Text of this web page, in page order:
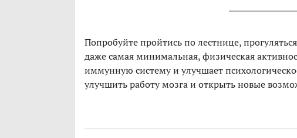
Попробуйте пройтись по лестнице,
даже самая минимальная, физическая
иммунную систему и улучшает
улучшить работу мозга и открыть новые